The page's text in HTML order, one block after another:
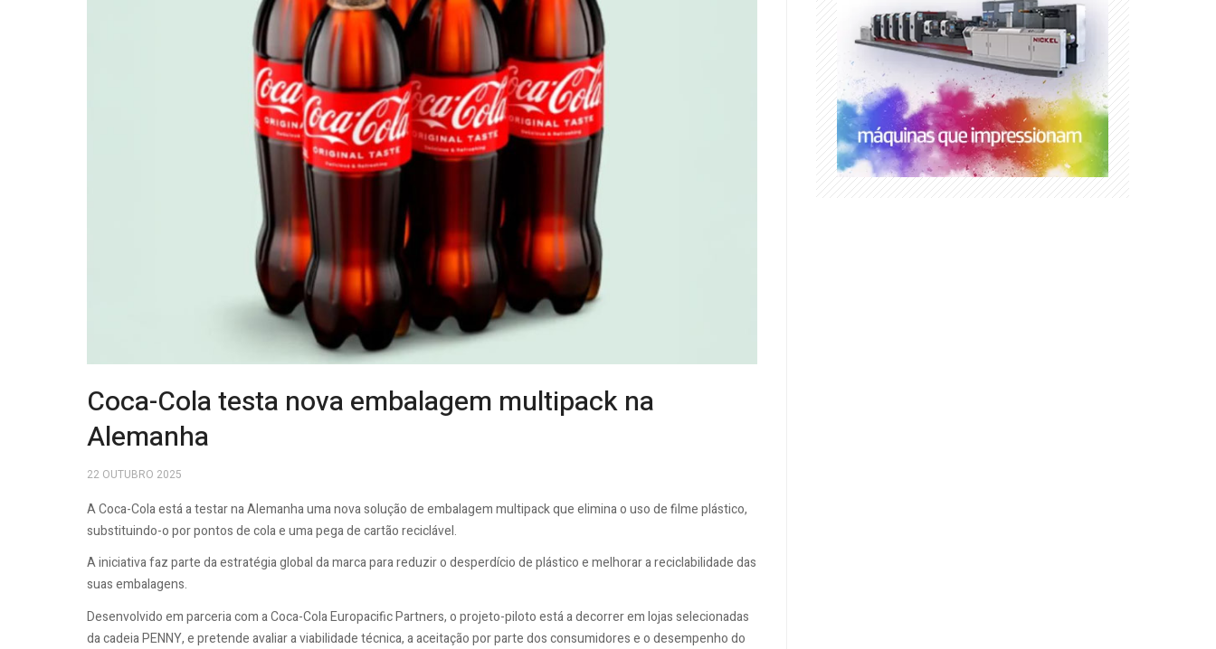
Coca-Cola testa nova embalagem multipack na
Alemanha
22 OUTUBRO 2025
A Coca-Cola está a testar na Alemanha uma nova solução de embalagem multipack que elimina o uso de filme plástico,
substituindo-o por pontos de cola e uma pega de cartão reciclável.
A iniciativa faz parte da estratégia global da marca para reduzir o desperdício de plástico e melhorar a reciclabilidade das
suas embalagens.
Desenvolvido em parceria com a Coca-Cola Europacific Partners, o projeto-piloto está a decorrer em lojas selecionadas
da cadeia PENNY, e pretende avaliar a viabilidade técnica, a aceitação por parte dos consumidores e o desempenho do